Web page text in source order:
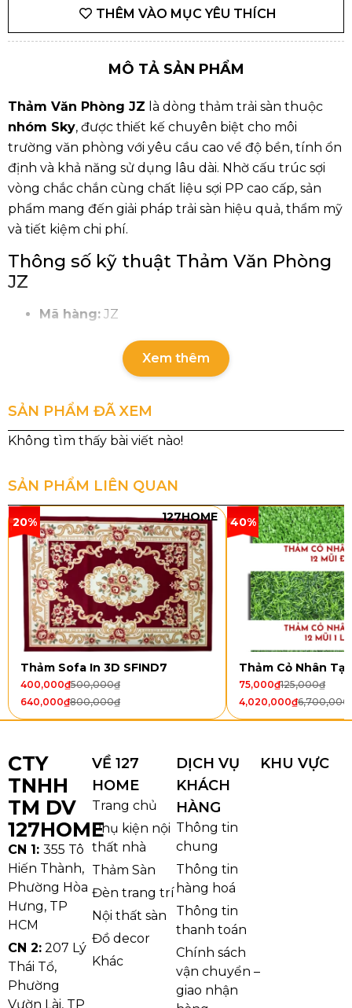
THÊM VÀO MỤC YÊU THÍCH
MÔ TẢ SẢN PHẨM
Thảm Văn Phòng JZ là dòng thảm trải sàn thuộc
nhóm Sky, được thiết kế chuyên biệt cho môi
trường văn phòng với yêu cầu cao về độ bền, tính ổn
định và khả năng sử dụng lâu dài. Nhờ cấu trúc sợi
vòng chắc chắn cùng chất liệu sợi PP cao cấp, sản
phẩm mang đến giải pháp trải sàn hiệu quả, thẩm mỹ
và tiết kiệm chi phí.
Thông số kỹ thuật Thảm Văn Phòng
JZ
Mã hàng: JZ
Sky
PP (Polypropylene)
Đế thảm:Cước
Cấu trúc sợi:Sợi vòng
Tổng độ dày:
Tổng trọng lượng:2200g/m²
Khổ thảm:3.66M – 4M
Thảm Văn Phòng JZ
Ưu điểm nổi bật của Thảm Văn
Phòng JZ
1. Cấu trúc sợi vòng ổn định, hạn chế hao mòn
Thiết kế sợi vòng liên tục giúp bề mặt thảm giữ form
Xem thêm
SẢN PHẨM ĐÃ XEM
SẢN PHẨM LIÊN QUAN
20% 127HOME
Thảm Sofa In 3D SFIND7
500,000₫
400,000₫
800,000₫
640,000₫
40%
Thảm Cỏ Nhân
125,000₫
75,000₫
6,700,000
4,020,000₫
CTY
TNHH
TM DV
127HOME
CN 1: 355 Tô
Hiến Thành,
Phường Hòa
Hưng, TP
HCM
CN 2: 207 Lý
Thái Tổ,
Phường
Vườn Lài, TP
VỀ 127
HOME
Trang chủ
Phụ kiện nội
thất nhà
Thảm Sàn
Đèn trang trí
Nội thất sàn
Đồ decor
Khác
DỊCH VỤ
KHÁCH
HÀNG
Thông tin
chung
Thông tin
hàng hoá
Thông tin
thanh toán
Chính sách
vận chuyển –
giao nhận
KHU VỰC